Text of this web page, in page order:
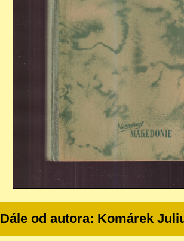
Dále od autora: Komárek